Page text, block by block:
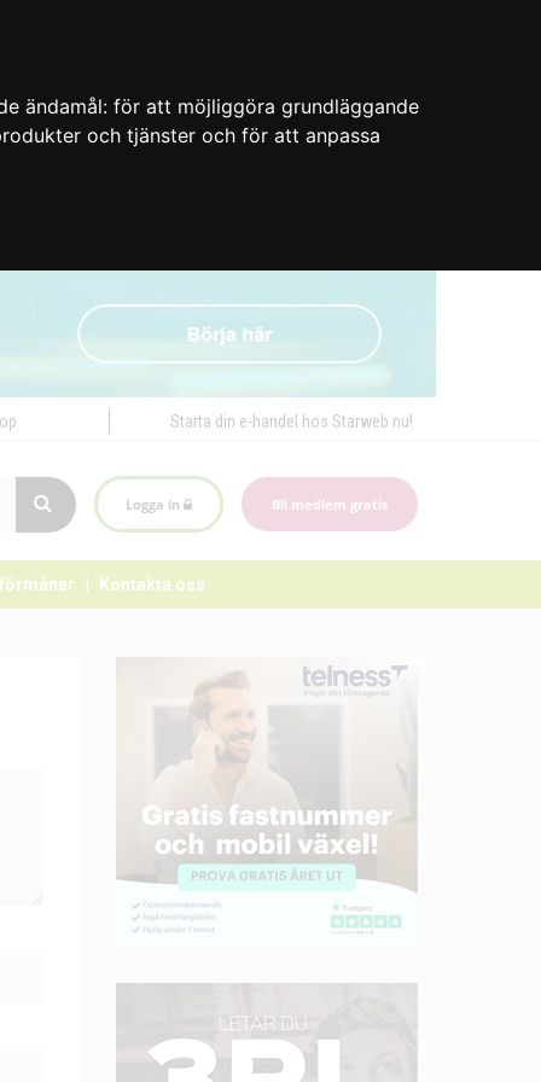
ändamål: för att möjliggöra grundläggande
och tjänster och för att anpassa
Starta din e-handel hos Starweb nu!
Logga in Bli medlem gratis
Kontakta oss